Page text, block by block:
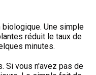
biologique. Une simple
réduit le taux de
minutes.
Si vous n'avez pas de